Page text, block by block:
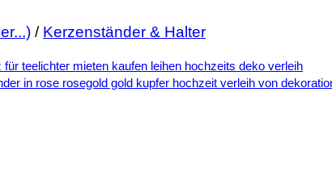
/ Kerzenständer & Halter